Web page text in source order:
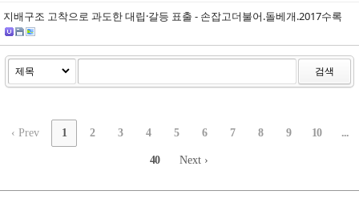
지배구조 고착으로 과도한 대립·갈등 표출 - 손잡고더불어.돌베개.2017수록
검색
‹ Prev 1 2 3 4 5 6 7 8 9 10 ...
40 Next ›